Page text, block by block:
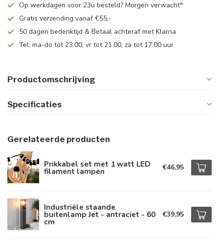
Op werkdagen voor 23u besteld? Morgen verwacht*
Gratis verzending vanaf €55,-
50 dagen bedenktijd & Betaal achteraf met Klarna
Tel: ma-do tot 23.00, vr tot 21.00, za tot 17.00 uur
Productomschrijving
Specificaties
Gerelateerde producten
Prikkabel set met 1 watt LED
filament lampen €46,95
Industriële staande
buitenlamp Jet - antraciet - 60
cm
€39,95